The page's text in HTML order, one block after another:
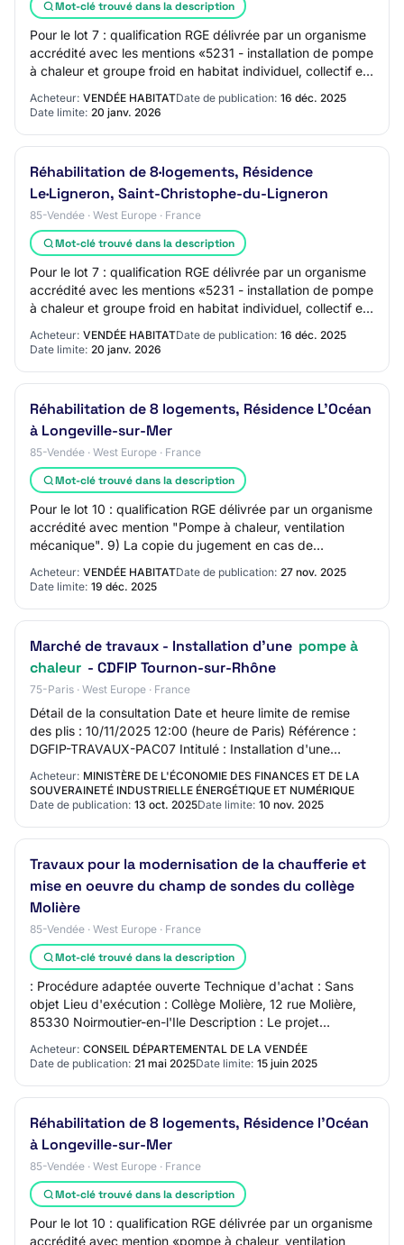
Mot-clé trouvé dans la description
Pour le lot 7 : qualification RGE délivrée par un organisme
accrédité avec les mentions «5231 - installation de pompe
à chaleur et groupe froid en habitat individuel, collectif et
tertiaire inférieur…
Acheteur: VENDÉE HABITATDate de publication: 16 déc. 2025
Date limite: 20 janv. 2026
Réhabilitation de 8·logements, Résidence
Le·Ligneron, Saint-Christophe-du-Ligneron
85-Vendée · West Europe · France
Mot-clé trouvé dans la description
Pour le lot 7 : qualification RGE délivrée par un organisme
accrédité avec les mentions «5231 - installation de pompe
à chaleur et groupe froid en habitat individuel, collectif et
tertiaire inférieur…
Acheteur: VENDÉE HABITATDate de publication: 16 déc. 2025
Date limite: 20 janv. 2026
Réhabilitation de 8 logements, Résidence L'Océan
à Longeville-sur-Mer
85-Vendée · West Europe · France
Mot-clé trouvé dans la description
Pour le lot 10 : qualification RGE délivrée par un organisme
accrédité avec mention "Pompe à chaleur, ventilation
mécanique". 9) La copie du jugement en cas de
liquidation judiciaire ou de redresseme…
Acheteur: VENDÉE HABITATDate de publication: 27 nov. 2025
Date limite: 19 déc. 2025
Marché de travaux - Installation d'une pompe à
chaleur - CDFIP Tournon-sur-Rhône
75-Paris · West Europe · France
Détail de la consultation Date et heure limite de remise
des plis : 10/11/2025 12:00 (heure de Paris) Référence :
DGFIP-TRAVAUX-PAC07 Intitulé : Installation d'une
pompe à chaleur - CDFIP Tournon-sur…
Acheteur: MINISTÈRE DE L'ÉCONOMIE DES FINANCES ET DE LA
SOUVERAINETÉ INDUSTRIELLE ÉNERGÉTIQUE ET NUMÉRIQUE
Date de publication: 13 oct. 2025Date limite: 10 nov. 2025
Travaux pour la modernisation de la chaufferie et
mise en oeuvre du champ de sondes du collège
Molière
85-Vendée · West Europe · France
Mot-clé trouvé dans la description
: Procédure adaptée ouverte Technique d'achat : Sans
objet Lieu d'exécution : Collège Molière, 12 rue Molière,
85330 Noirmoutier-en-l'Ile Description : Le projet
comprendra l'exécution du champ de so…
Acheteur: CONSEIL DÉPARTEMENTAL DE LA VENDÉE
Date de publication: 21 mai 2025Date limite: 15 juin 2025
Réhabilitation de 8 logements, Résidence l'Océan
à Longeville-sur-Mer
85-Vendée · West Europe · France
Mot-clé trouvé dans la description
Pour le lot 10 : qualification RGE délivrée par un organisme
accrédité avec mention «pompe à chaleur, ventilation